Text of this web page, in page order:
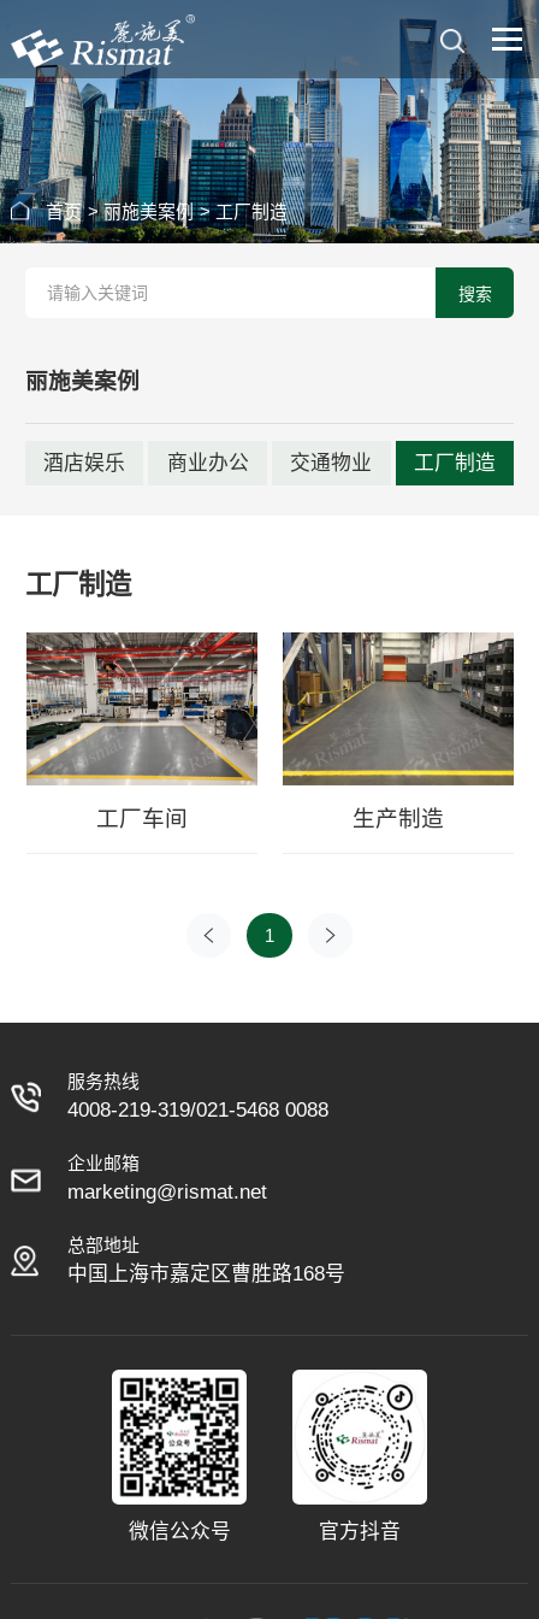
首页 > 丽施美案例 > 工厂制造
搜索
丽施美案例
酒店娱乐 商业办公 交通物业 工厂制造
工厂制造
工厂车间 生产制造
上一页 1 下一页
服务热线
4008-219-319/021-5468 0088
企业邮箱
marketing@rismat.net
总部地址
中国上海市嘉定区曹胜路168号
微信公众号 官方抖音